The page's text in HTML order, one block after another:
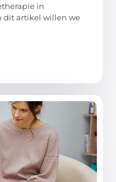
in
dit artikel willen we